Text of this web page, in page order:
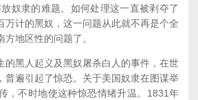
奴隶的难题。如何处理这一直被剥夺了
万计的黑奴，这一问题从此就不再是个全
地区性的问题了。
黑人起义及黑奴屠杀白人的事件，在世
普遍引起了惊恐。关于美国奴隶在图谋举
，不时地使这种惊恐情绪升温。1831年